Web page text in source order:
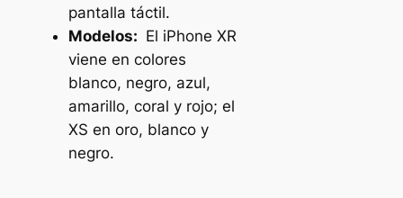
pantalla táctil.
Modelos: El iPhone XR
viene en colores
blanco, negro, azul,
amarillo, coral y rojo; el
XS en oro, blanco y
negro.